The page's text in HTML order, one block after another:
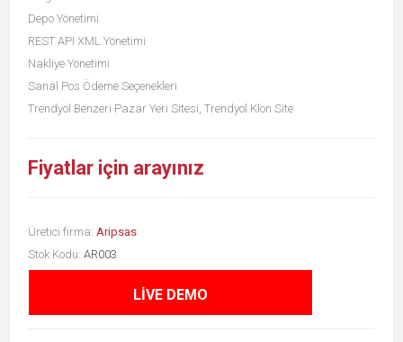
Depo Yönetimi
REST API XML Yönetimi
Nakliye Yönetimi
Sanal Pos Ödeme Seçenekleri
Trendyol Benzeri Pazar Yeri Sitesi, Trendyol Klon Site
Fiyatlar için arayınız
Üretici firma: Aripsas
Stok Kodu: AR003